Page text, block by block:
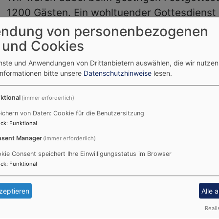
1200 Gästen. Ein wohltuender
wurden mit Johannes Bedford-Strohm im
Landesbischof verabschiedet und der
eingesegnet. Wohltuend auch deshalb, da
Akzente diesen Gottesdienst mit vielen
Gesellschaft und klaren Worten
Dabei waren die Ratsvorsitzende Annette
Ministerpräsident Söder, Mitglieder
Politiker:innen und die
in der evangelischen Landeskirche zu
Weltchor der Windsbacher und
Bedford-Strohm sprach von großer
zur Welt- und Kirchensituation,
Seine Predigt ist unter
von personenbezogenen
Cookies
und Anwendungen von Drittanbietern auswählen, die wir
bitte unsere Datenschutzhinweise lesen.
(immer erforderlich)
von Daten: Cookie für die Benutzersitzung
: Funktional
Manager (immer erforderlich)
Consent speichert Ihre Einwilligungsstatus im Browser
: Funktional
Alle